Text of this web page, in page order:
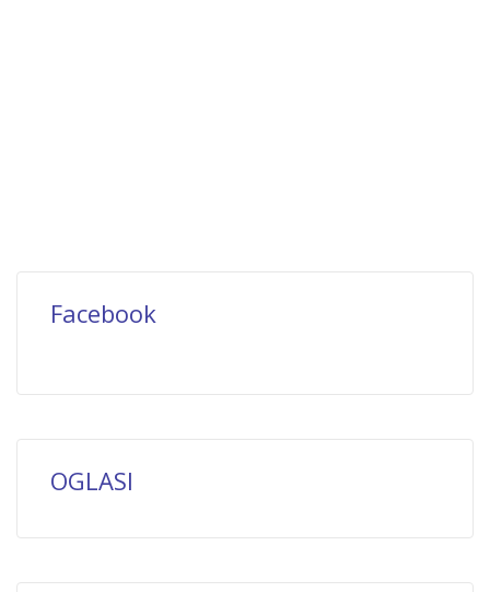
Facebook
OGLASI